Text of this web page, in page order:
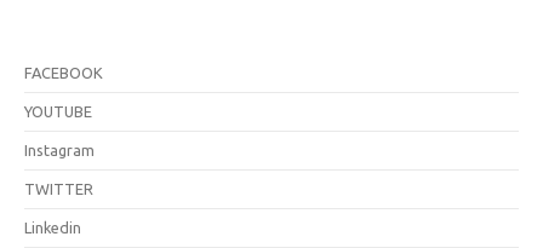
FACEBOOK
YOUTUBE
Instagram
TWITTER
Linkedin